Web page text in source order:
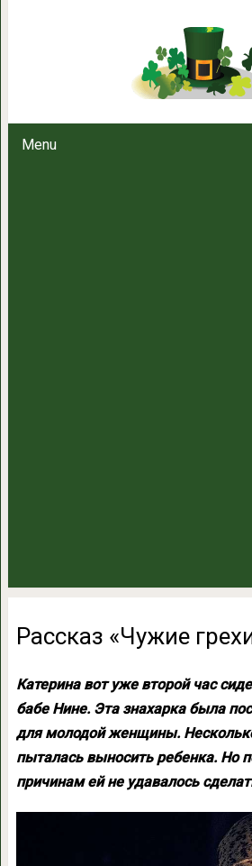
Menu
Рассказ «Чужие
Катерина вот уже второй час
бабе Нине. Эта знахарка была
для молодой женщины.
пыталась выносить ребенка. Но
причинам ей не удавалось